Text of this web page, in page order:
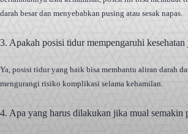
darah besar dan menyebabkan pusing atau sesak napas.
3. Apakah posisi tidur mempengaruhi kesehatan
Ya, posisi tidur yang baik bisa membantu aliran darah
mengurangi risiko komplikasi selama kehamilan.
4. Apa yang harus dilakukan jika mual semakin